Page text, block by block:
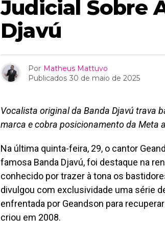
Judicial Sobre
Djavú
Por Matheus Mattuvo
Publicados 30 de maio de 2025
Vocalista original da Banda Djavú trava
marca e cobra posicionamento da Meta
Na última quinta-feira, 29, o cantor
famosa Banda Djavú, foi destaque na
conhecido por trazer à tona os
divulgou com exclusividade uma série
enfrentada por Geandson para
criou em 2008.